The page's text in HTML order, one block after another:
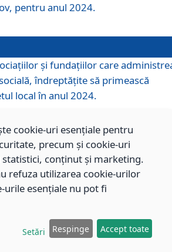
pentru anul 2024.
şi fundațiilor care
îndreptăţite să primească
local în anul 2024.
de cost pentru serviciile
Direcției de Asistență Socială
2024.
la H.C.L. nr. 91 din 09.02.2018,
cookie-uri esențiale pentru
precum și cookie-uri
conținut și marketing.
refuza utilizarea cookie-urilor
urile esențiale nu pot fi
Setări Respinge Accept toate